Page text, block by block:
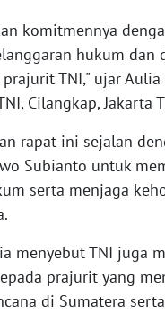
komitmennya
hukum dan
TNI," ujar Aulia
Cilangkap, Jakarta
rapat ini sejalan
Subianto untuk
serta menjaga
menyebut TNI juga
prajurit yang
di Sumatera